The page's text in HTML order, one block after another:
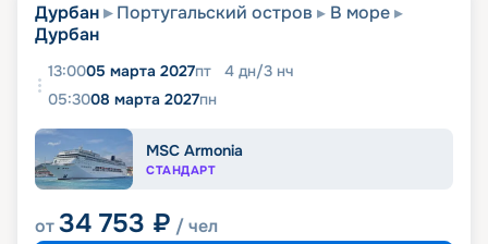
Дурбан Португальский остров
В море
Дурбан
13:0005 марта 2027пт 4 дн/3 нч
05:3008 марта 2027пн
MSC Armonia
СТАНДАРТ
от34 753 ₽ / чел